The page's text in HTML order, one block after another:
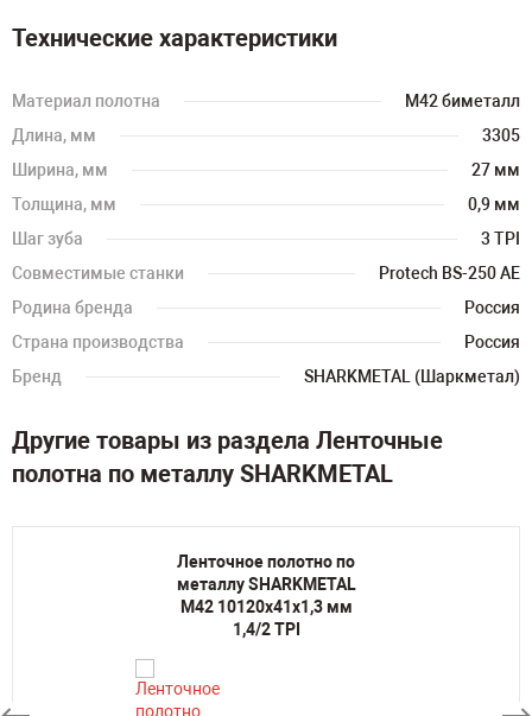
Технические характеристики
Материал полотна
M42 биметалл
Длина, мм
3305
Ширина, мм
27 мм
Толщина, мм
0,9 мм
Шаг зуба
3 TPI
Совместимые станки
Protech BS-250 AE
Родина бренда
Россия
Страна производства
Россия
Бренд
SHARKMETAL (Шаркметал)
Другие товары из раздела Ленточные
полотна по металлу SHARKMETAL
Ленточное полотно по
металлу SHARKMETAL
M42 10120х41х1,3 мм
1,4/2 TPI